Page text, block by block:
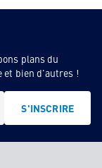
plans du
et bien d'autres !
S'INSCRIRE